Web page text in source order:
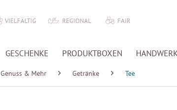
VIELFÄLTIG REGIONAL FAIR
GESCHENKE PRODUKTBOXEN
Genuss & Mehr Getränke Tee